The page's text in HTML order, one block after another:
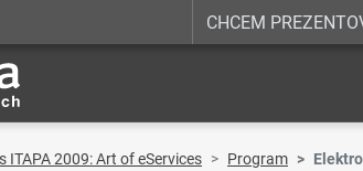
CHCEM
ITAPA 2009: Art of eServices Program